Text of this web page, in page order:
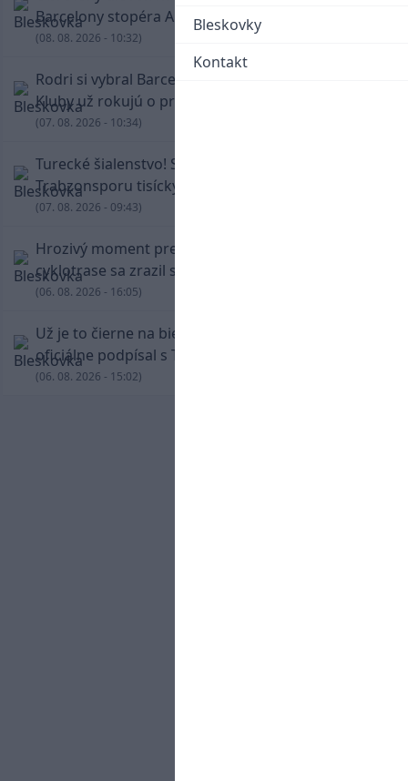
Bleskovky
Kontakt
Barcelony stopéra Arauja
(08. 08. 2026 - 10:32)
Rodri si vybral Barcelonu a odmietol Real.
Kluby už rokujú o prestupovej čiastke
(07. 08. 2026 - 10:34)
Turecké šialenstvo! Salaha vítali na štadióne
Trabzonsporu tisícky fanúšikov
(07. 08. 2026 - 09:43)
Hrozivý moment pre Zdena Cháru! Na
cyklotrase sa zrazil s bežcom
(06. 08. 2026 - 16:05)
Už je to čierne na bielom: Mohamed Salah
oficiálne podpísal s Trabzonsporom
(06. 08. 2026 - 15:02)